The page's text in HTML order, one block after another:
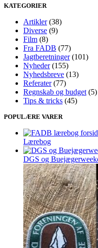
KATEGORIER
Artikler(38)
Diverse (9)
Film (8)
Fra FADB (77)
Jagtberetninger(101)
Nyheder(155)
Nyhedsbreve (13)
Referater(77)
Regnskab og budget (5)
Tips & tricks (45)
POPULÆRE VARER
Lærebog
DGS og